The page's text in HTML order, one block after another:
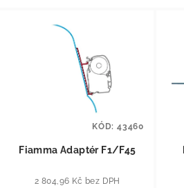
Fiamma Adaptér F1/F45
2 804,96 Kč bez DPH
KÓD: 43460